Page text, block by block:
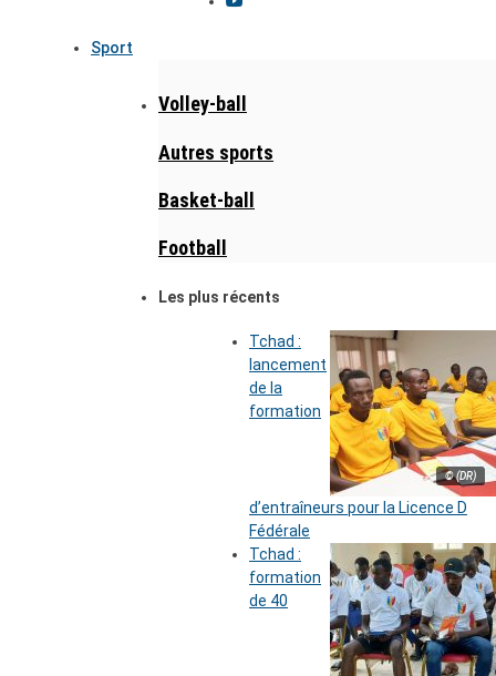
Sport
Volley-ball
Autres sports
Basket-ball
Football
Les plus récents
© (DR)
Tchad :
lancement
de la
formation
d’entraîneurs pour la Licence D
Fédérale
Tchad :
formation
de 40